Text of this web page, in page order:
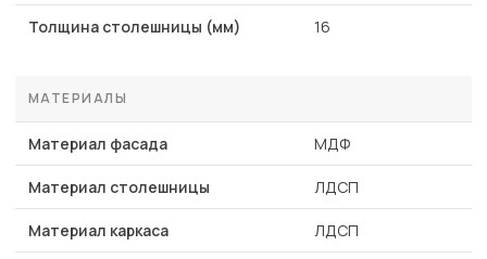
Толщина столешницы (мм) 16
МАТЕРИАЛЫ
Материал фасада МДФ
Материал столешницы ЛДСП
Материал каркаса ЛДСП